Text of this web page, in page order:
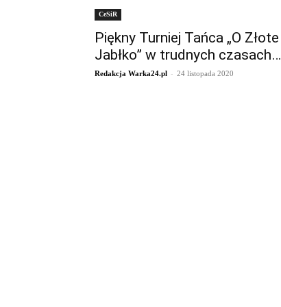
CeSiR
Piękny Turniej Tańca „O Złote
Jabłko” w trudnych czasach…
Redakcja Warka24.pl - 24 listopada 2020